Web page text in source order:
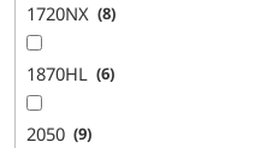
1720NX 8
1870HL 6
2050 9